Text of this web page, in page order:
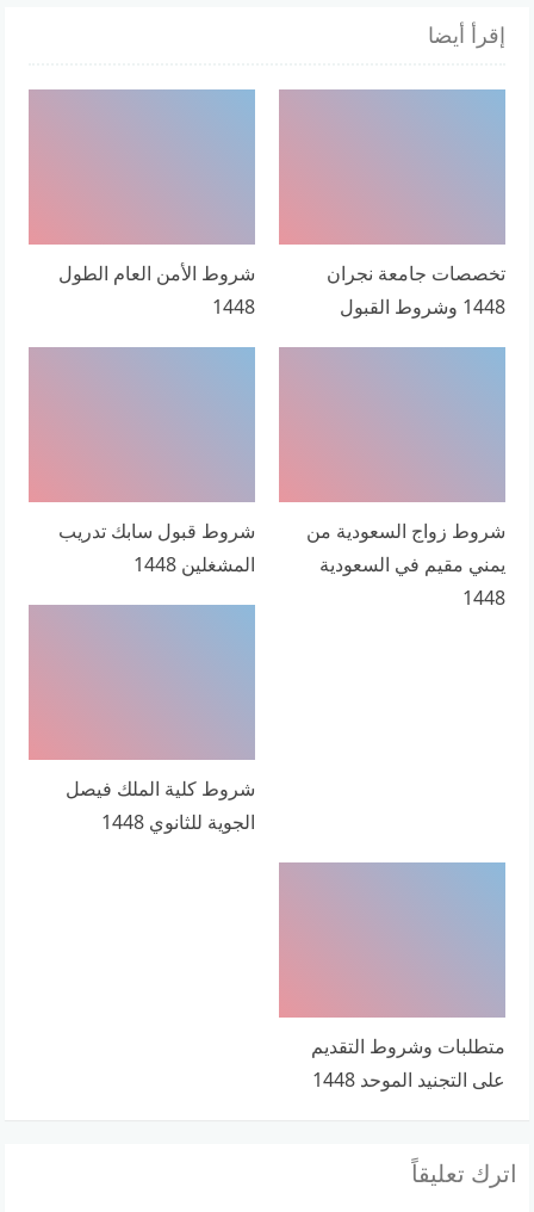
إقرأ أيضا
تخصصات جامعة نجران
1448 وشروط القبول
شروط الأمن العام الطول
1448
شروط زواج السعودية من
يمني مقيم في السعودية
1448
شروط قبول سابك تدريب
المشغلين 1448
شروط كلية الملك فيصل
الجوية للثانوي 1448
متطلبات وشروط التقديم
على التجنيد الموحد 1448
اترك تعليقاً